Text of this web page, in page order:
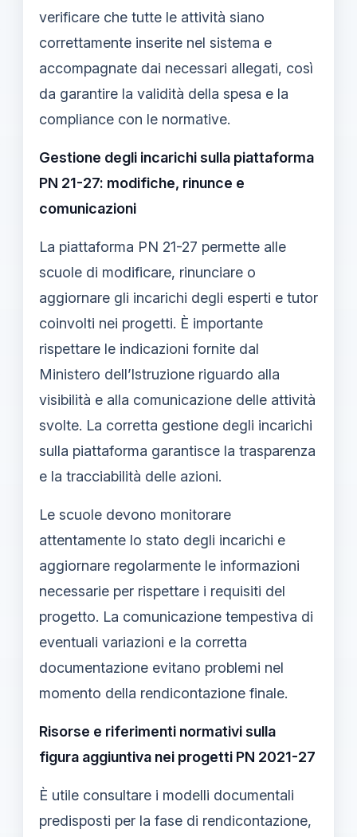
verificare che tutte le attività siano
correttamente inserite nel sistema e
accompagnate dai necessari allegati, così
da garantire la validità della spesa e la
compliance con le normative.
Gestione degli incarichi sulla piattaforma
PN 21-27: modifiche, rinunce e
comunicazioni
La piattaforma PN 21-27 permette alle
scuole di modificare, rinunciare o
aggiornare gli incarichi degli esperti e tutor
coinvolti nei progetti. È importante
rispettare le indicazioni fornite dal
Ministero dell’Istruzione riguardo alla
visibilità e alla comunicazione delle attività
svolte. La corretta gestione degli incarichi
sulla piattaforma garantisce la trasparenza
e la tracciabilità delle azioni.
Le scuole devono monitorare
attentamente lo stato degli incarichi e
aggiornare regolarmente le informazioni
necessarie per rispettare i requisiti del
progetto. La comunicazione tempestiva di
eventuali variazioni e la corretta
documentazione evitano problemi nel
momento della rendicontazione finale.
Risorse e riferimenti normativi sulla
figura aggiuntiva nei progetti PN 2021-27
È utile consultare i modelli documentali
predisposti per la fase di rendicontazione,